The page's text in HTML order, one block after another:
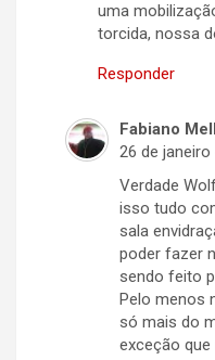
uma
torcida, nossa
Responder
Fabiano
26 de
Verdade
isso tudo
sala
poder fazer
sendo feito
Pelo menos
só mais do
exceção que